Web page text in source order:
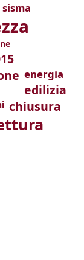
sisma
energia
edilizia
chiusura